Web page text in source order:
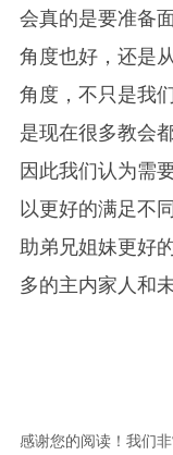
会真的是要准备
角度也好，还是
角度，不只是我
是现在很多教会
因此我们认为需
以更好的满足不
助弟兄姐妹更好
多的主内家人和
感谢您的阅读！我们